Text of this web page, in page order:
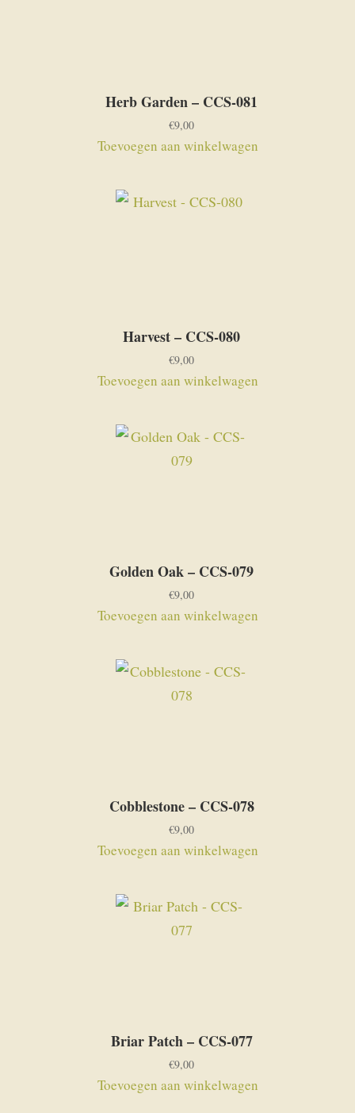
Herb Garden – CCS-081
€9,00
Toevoegen aan winkelwagen
Harvest – CCS-080
€9,00
Toevoegen aan winkelwagen
Golden Oak – CCS-079
€9,00
Toevoegen aan winkelwagen
Cobblestone – CCS-078
€9,00
Toevoegen aan winkelwagen
Briar Patch – CCS-077
€9,00
Toevoegen aan winkelwagen